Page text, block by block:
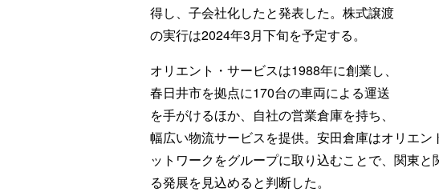
得し、子会社化したと発表した。株式譲渡
の実行は2024年3月下旬を予定する。
オリエント・サービスは1988年に創業し、
春日井市を拠点に170台の車両による運送
を手がけるほか、自社の営業倉庫を持ち、
幅広い物流サービスを提供。安田倉庫はオリエ
ットワークをグループに取り込むことで、関東
る発展を見込めると判断した。